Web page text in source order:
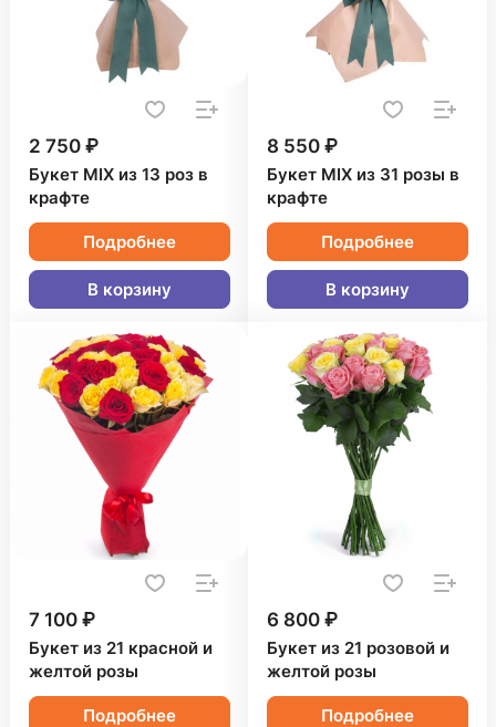
2 750 ₽
Букет MIX из 13 роз в
крафте
Подробнее
В корзину
8 550 ₽
Букет MIX из 31 розы в
крафте
Подробнее
В корзину
7 100 ₽
Букет из 21 красной и
желтой розы
Подробнее
6 800 ₽
Букет из 21 розовой и
желтой розы
Подробнее